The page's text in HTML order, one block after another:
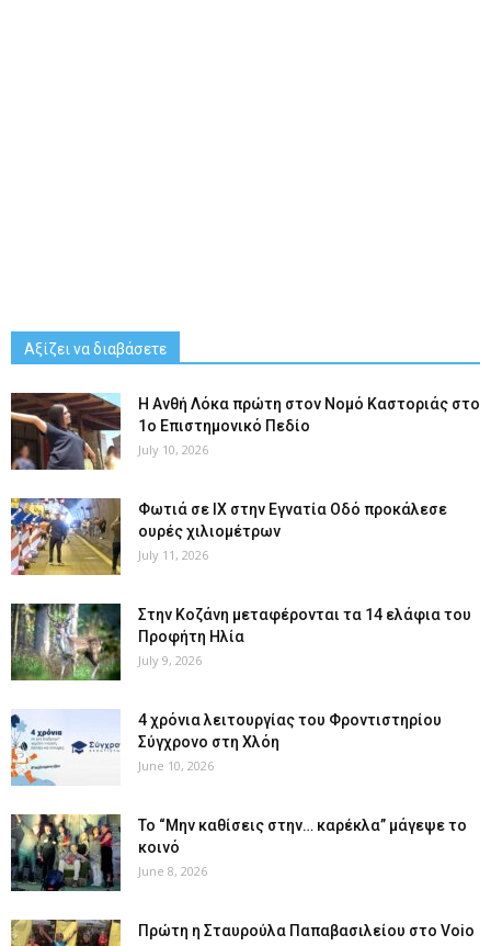
Αξίζει να διαβάσετε
Η Ανθή Λόκα πρώτη στον Νομό Καστοριάς στο
1ο Επιστημονικό Πεδίο
July 10, 2026
Φωτιά σε ΙΧ στην Εγνατία Οδό προκάλεσε
ουρές χιλιομέτρων
July 11, 2026
Στην Κοζάνη μεταφέρονται τα 14 ελάφια του
Προφήτη Ηλία
July 9, 2026
4 χρόνια λειτουργίας του Φροντιστηρίου
Σύγχρονο στη Χλόη
June 10, 2026
Το “Μην καθίσεις στην… καρέκλα” μάγεψε το
κοινό
June 8, 2026
Πρώτη η Σταυρούλα Παπαβασιλείου στο Voio